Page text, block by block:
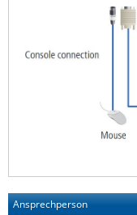
Ansprechperson